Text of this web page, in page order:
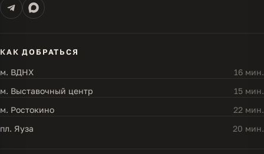
КАК ДОБРАТЬСЯ
м. ВДНХ
16 мин.
м. Выставочный центр
15 мин.
м. Ростокино
22 мин.
пл. Яуза
20 мин.